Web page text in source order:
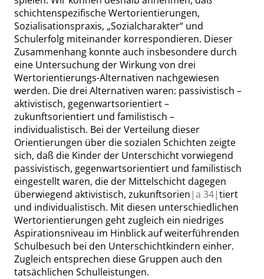
schichtenspezifische Wertorientierungen,
Sozialisationspraxis, „Sozialcharakter“ und
Schulerfolg miteinander korrespondieren. Dieser
Zusammenhang konnte auch insbesondere durch
eine Untersuchung der Wirkung von drei
Wertorientierungs-Alternativen nachgewiesen
werden. Die drei Alternativen waren: passivistisch –
aktivistisch, gegenwartsorientiert –
zukunftsorientiert und familistisch –
individualistisch. Bei der Verteilung dieser
Orientierungen über die sozialen Schichten zeigte
sich, daß die Kinder der Unterschicht vorwiegend
passivistisch, gegenwartsorientiert und familistisch
eingestellt waren, die der Mittelschicht dagegen
überwiegend aktivistisch, zukunftsorien |a 34|tiert
und individualistisch. Mit diesen unterschiedlichen
Wertorientierungen geht zugleich ein niedriges
Aspirationsniveau im Hinblick auf weiterführenden
Schulbesuch bei den Unterschichtkindern einher.
Zugleich entsprechen diese Gruppen auch den
tatsächlichen Schulleistungen.